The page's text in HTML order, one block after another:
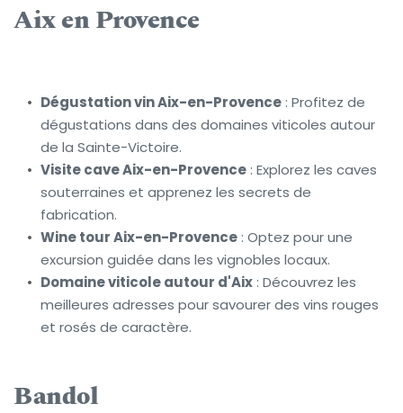
Aix en Provence
Dégustation vin Aix-en-Provence : Profitez de
dégustations dans des domaines viticoles autour
de la Sainte-Victoire.
Visite cave Aix-en-Provence : Explorez les caves
souterraines et apprenez les secrets de
fabrication.
Wine tour Aix-en-Provence : Optez pour une
excursion guidée dans les vignobles locaux.
Domaine viticole autour d'Aix : Découvrez les
meilleures adresses pour savourer des vins rouges
et rosés de caractère.
Bandol